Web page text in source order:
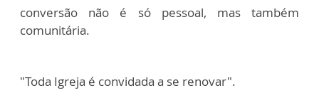
conversão não é só pessoal, mas também
comunitária.
"Toda Igreja é convidada a se renovar".